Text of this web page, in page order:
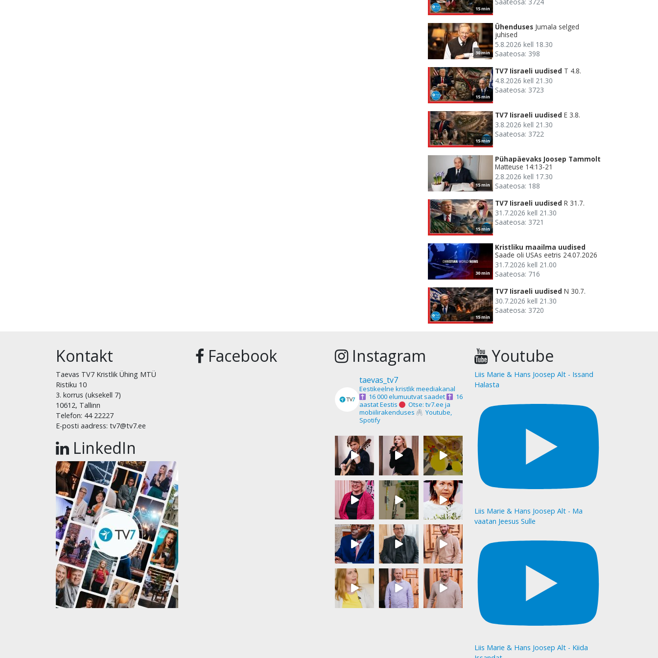
15 min
30 min
Ühenduses Jumala selged
juhised
5.8.2026 kell 18.30
Saateosa: 398
15 min
TV7 Iisraeli uudised T 4.8.
4.8.2026 kell 21.30
Saateosa: 3723
15 min
TV7 Iisraeli uudised E 3.8.
3.8.2026 kell 21.30
Saateosa: 3722
15 min
Pühapäevaks Joosep Tammolt
Matteuse 14:13-21
2.8.2026 kell 17.30
Saateosa: 188
15 min
TV7 Iisraeli uudised R 31.7.
31.7.2026 kell 21.30
Saateosa: 3721
30 min
Kristliku maailma uudised
Saade oli USAs eetris 24.07.2026
31.7.2026 kell 21.00
Saateosa: 716
15 min
TV7 Iisraeli uudised N 30.7.
30.7.2026 kell 21.30
Saateosa: 3720
Kontakt
Taevas TV7 Kristlik Ühing MTÜ
Ristiku 10
3. korrus (uksekell 7)
10612, Tallinn
Telefon: 44 22227
E-posti aadress: tv7@tv7.ee
LinkedIn
Facebook Instagram
taevas_tv7
Eestikeelne kristlik meediakanal
16 000 elumuutvat saadet
16
aastat Eestis
Otse: tv7.ee ja
mobiilirakenduses
Youtube,
Spotify
Youtube
Liis Marie & Hans Joosep Alt - Issand
Halasta
Liis Marie & Hans Joosep Alt - Ma
vaatan Jeesus Sulle
Liis Marie & Hans Joosep Alt - Kiida